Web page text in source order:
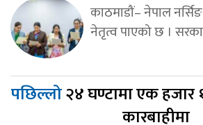
काठमाडौं– नेपाल
नेतृत्व पाएको छ ।
पछिल्लो२४ घण्टामा एक हजार
कारबाहीमा